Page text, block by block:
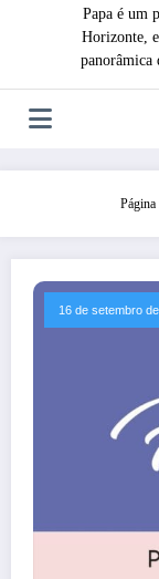
Papa é um
Horizonte,
panorâmica
16 de setembro